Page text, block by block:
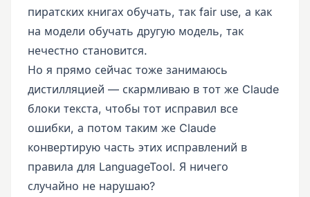
пиратских книгах обучать, так fair use, а как
на модели обучать другую модель, так
нечестно становится.
Но я прямо сейчас тоже занимаюсь
дистилляцией — скармливаю в тот же Claude
блоки текста, чтобы тот исправил все
ошибки, а потом таким же Claude
конвертирую часть этих исправлений в
правила для LanguageTool. Я ничего
случайно не нарушаю?